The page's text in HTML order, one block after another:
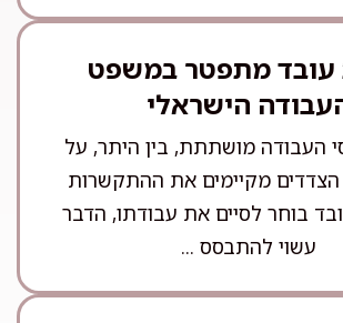
עובד מתפטר במשפט
הישראלי
העבודה מושתתת, בין היתר, על
הצדדים מקיימים את ההתקשרות
בוחר לסיים את עבודתו, הדבר
עשוי להתבסס ...